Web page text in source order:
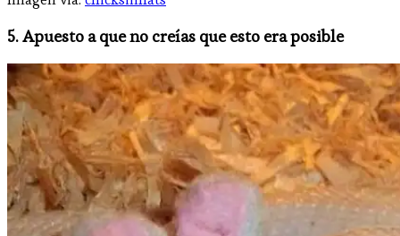
5. Apuesto a que no creías que esto era posible